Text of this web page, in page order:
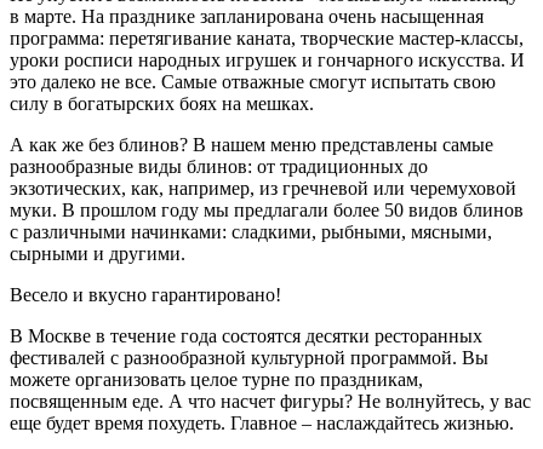
в марте. На празднике запланирована очень насыщенная
программа: перетягивание каната, творческие мастер-классы,
уроки росписи народных игрушек и гончарного искусства. И
это далеко не все. Самые отважные смогут испытать свою
силу в богатырских боях на мешках.
А как же без блинов? В нашем меню представлены самые
разнообразные виды блинов: от традиционных до
экзотических, как, например, из гречневой или черемуховой
муки. В прошлом году мы предлагали более 50 видов блинов
с различными начинками: сладкими, рыбными, мясными,
сырными и другими.
Весело и вкусно гарантировано!
В Москве в течение года состоятся десятки ресторанных
фестивалей с разнообразной культурной программой. Вы
можете организовать целое турне по праздникам,
посвященным еде. А что насчет фигуры? Не волнуйтесь, у вас
еще будет время похудеть. Главное – наслаждайтесь жизнью.